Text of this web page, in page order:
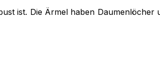
ist. Die Ärmel haben Daumenlöcher